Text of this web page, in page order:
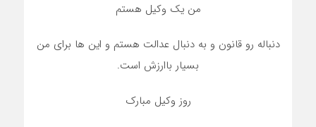
من یک وکیل هستم
دنباله رو قانون و به دنبال عدالت هستم و این ها برای من
بسیار باارزش است.
روز وکیل مبارک